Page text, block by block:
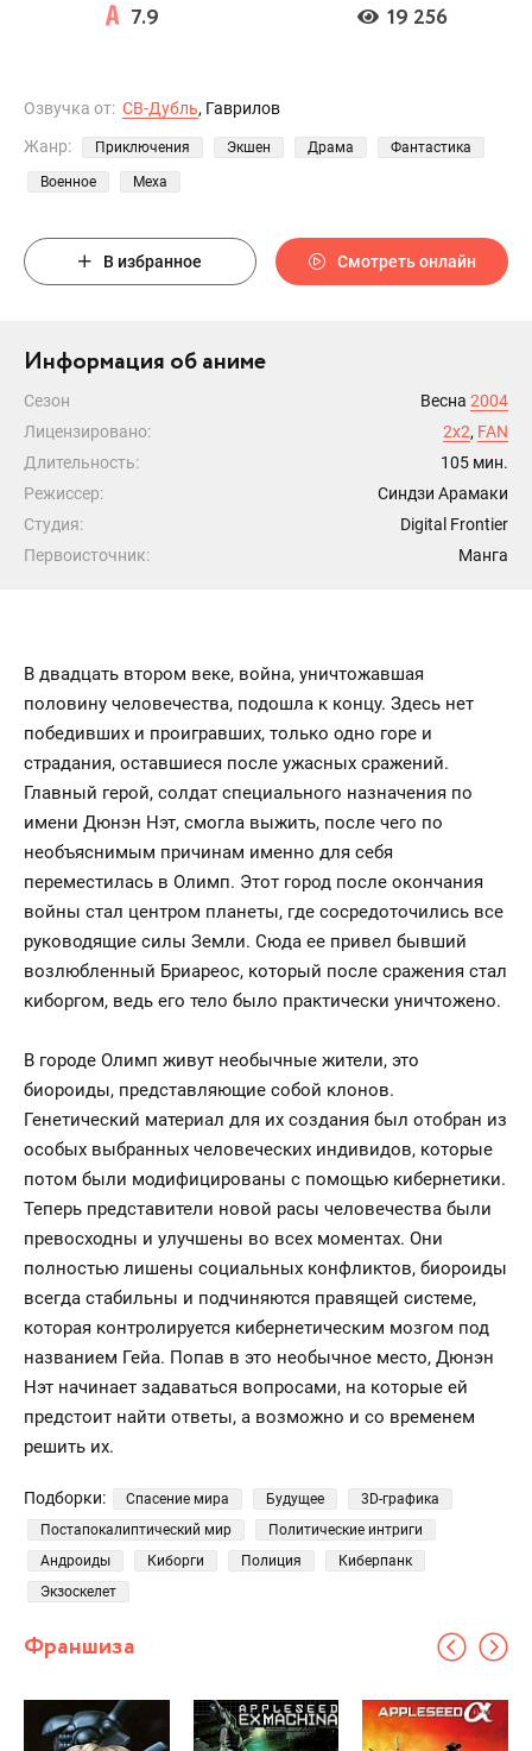
7.9 19 256
Озвучка от: СВ-Дубль, Гаврилов
Жанр:
Приключения Экшен Драма Фантастика
Военное Меха
В избранное Смотреть онлайн
Информация об аниме
Сезон Весна 2004
Лицензировано:
2x2, FAN
Длительность:
105 мин.
Режиссер:
Синдзи Арамаки
Студия:
Digital Frontier
Первоисточник:
Манга
В двадцать втором веке, война, уничтожавшая
половину человечества, подошла к концу. Здесь нет
победивших и проигравших, только одно горе и
страдания, оставшиеся после ужасных сражений.
Главный герой, солдат специального назначения по
имени Дюнэн Нэт, смогла выжить, после чего по
необъяснимым причинам именно для себя
переместилась в Олимп. Этот город после окончания
войны стал центром планеты, где сосредоточились все
руководящие силы Земли. Сюда ее привел бывший
возлюбленный Бриареос, который после сражения стал
киборгом, ведь его тело было практически уничтожено.
В городе Олимп живут необычные жители, это
биороиды, представляющие собой клонов.
Генетический материал для их создания был отобран из
особых выбранных человеческих индивидов, которые
потом были модифицированы с помощью кибернетики.
Теперь представители новой расы человечества были
превосходны и улучшены во всех моментах. Они
полностью лишены социальных конфликтов, биороиды
всегда стабильны и подчиняются правящей системе,
которая контролируется кибернетическим мозгом под
названием Гейа. Попав в это необычное место, Дюнэн
Нэт начинает задаваться вопросами, на которые ей
предстоит найти ответы, а возможно и со временем
решить их.
Подборки: Спасение мира Будущее
3D-графика
Постапокалиптический мир
Политические интриги
Андроиды
Киборги Полиция
Киберпанк
Экзоскелет
Франшиза